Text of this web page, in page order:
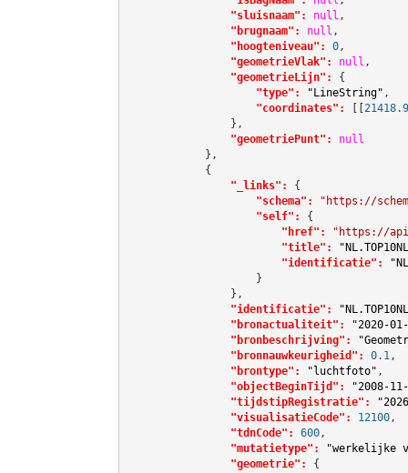
"sluisnaam":
null ,
"brugnaam":
null ,
"hoogteniveau":
0,
"geometrieVlak":
null ,
"geometrieLijn":
{
"type":
"LineString" ,
"coordinates":
[[
                },
"geometriePunt":
null
            },
            {
"_links":
{
"schema":
"https://
"self":
{
"href":
"https://
"title":
"identificatie":
                    }
                },
"identificatie":
"bronactualiteit":
"2020-
"bronbeschrijving":
"bronnauwkeurigheid":
0.1 ,
"brontype":
"luchtfoto" ,
"objectBeginTijd":
"2008-
"tijdstipRegistratie":
"visualisatieCode":
12100,
"tdnCode":
600,
"mutatietype":
"werkelijke
"geometrie":
{